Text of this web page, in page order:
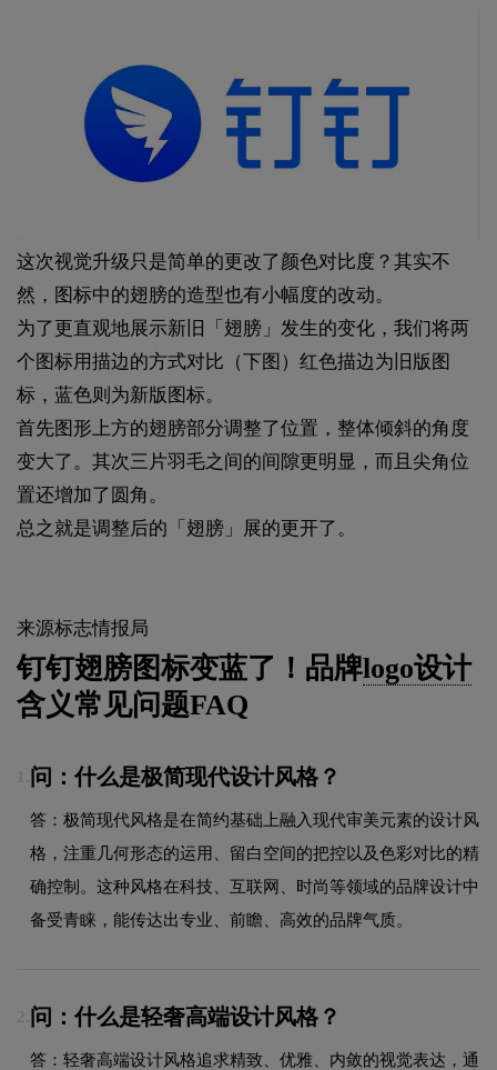
这次视觉升级只是简单的更改了颜色对比度？其实不
然，图标中的翅膀的造型也有小幅度的改动。
为了更直观地展示新旧「翅膀」发生的变化，我们将两
个图标用描边的方式对比（下图）红色描边为旧版图
标，蓝色则为新版图标。
首先图形上方的翅膀部分调整了位置，整体倾斜的角度
变大了。其次三片羽毛之间的间隙更明显，而且尖角位
置还增加了圆角。
总之就是调整后的「翅膀」展的更开了。
来源标志情报局
钉钉翅膀图标变蓝了！品牌logo设计
含义常见问题FAQ
问：什么是极简现代设计风格？
答：极简现代风格是在简约基础上融入现代审美元素的设计风
格，注重几何形态的运用、留白空间的把控以及色彩对比的精
确控制。这种风格在科技、互联网、时尚等领域的品牌设计中
备受青睐，能传达出专业、前瞻、高效的品牌气质。
2. 问：什么是轻奢高端设计风格？
答：轻奢高端设计风格追求精致、优雅、内敛的视觉表达，通